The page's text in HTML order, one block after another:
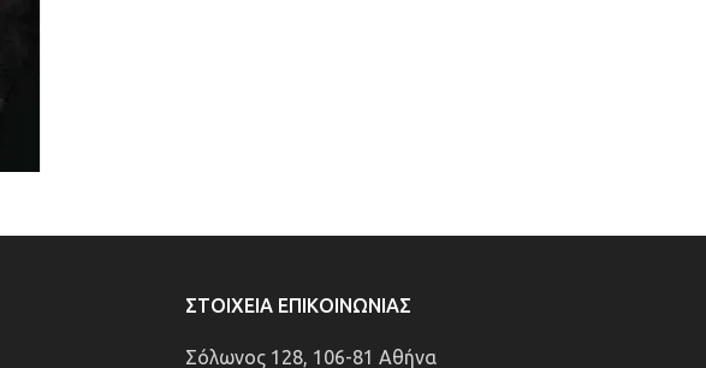
ΣΤΟΙΧΕΊΑ ΕΠΙΚΟΙΝΩΝΊΑΣ
Σόλωνος 128, 106-81 Αθήνα